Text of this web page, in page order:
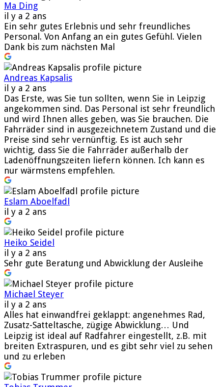
Ma Ding
il y a 2 ans
Ein sehr gutes Erlebnis und sehr freundliches
Personal. Von Anfang an ein gutes Gefühl. Vielen
Dank bis zum nächsten Mal
Andreas Kapsalis
il y a 2 ans
Das Erste, was Sie tun sollten, wenn Sie in Leipzig
angekommen sind. Das Personal ist sehr freundlich
und wird Ihnen alles geben, was Sie brauchen. Die
Fahrräder sind in ausgezeichnetem Zustand und die
Preise sind sehr vernünftig. Es ist auch sehr
wichtig, dass Sie die Fahrräder außerhalb der
Ladenöffnungszeiten liefern können. Ich kann es
nur wärmstens empfehlen.
Eslam Aboelfadl
il y a 2 ans
Heiko Seidel
il y a 2 ans
Sehr gute Beratung und Abwicklung der Ausleihe
Michael Steyer
il y a 2 ans
Alles hat einwandfrei geklappt: angenehmes Rad,
Zusatz-Satteltasche, zügige Abwicklung… Und
Leipzig ist ideal auf Radfahrer eingestellt, z.B. mit
breiten Extraspuren, und es gibt sehr viel zu sehen
und zu erleben